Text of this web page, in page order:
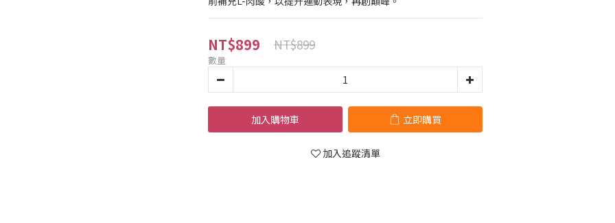
NT$899 NT$899
數量
加入購物車 立即購買
加入追蹤清單